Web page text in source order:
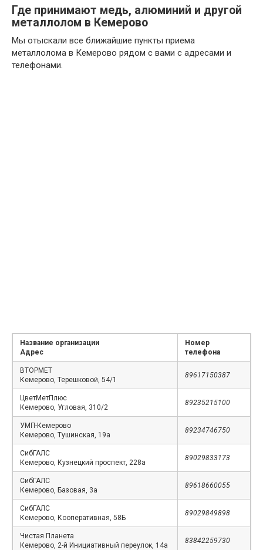
Где принимают медь, алюминий и другой
металлолом в Кемерово
Мы отыскали все ближайшие пункты приема
металлолома в Кемерово рядом с вами с адресами и
телефонами.
Название организации
Адрес
Номер
телефона
ВТОРМЕТ
Кемерово, Терешковой, 54/1
89617150387
ЦветМетПлюс
Кемерово, Угловая, 310/2
89235215100
УМП-Кемерово
Кемерово, Тушинская, 19а
89234746750
СибГАЛС
Кемерово, Кузнецкий проспект, 228а
89029833173
СибГАЛС
Кемерово, Базовая, 3а
89618660055
СибГАЛС
Кемерово, Кооперативная, 58Б
89029849898
Чистая Планета
Кемерово, 2-й Инициативный переулок, 14а
83842259730